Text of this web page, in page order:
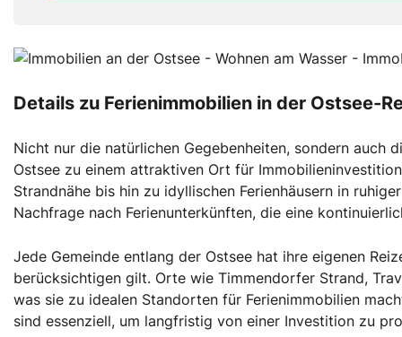
Details zu Ferienimmobilien in der Ostsee-
Nicht nur die natürlichen Gegebenheiten, sondern auch
Ostsee zu einem attraktiven Ort für
Strandnähe bis hin zu idyllischen Ferienhäusern in
Nachfrage nach Ferienunterkünften, die eine
Jede Gemeinde entlang der Ostsee hat ihre eigenen
berücksichtigen gilt. Orte wie Timmendorfer Strand,
was sie zu idealen Standorten für Ferienimmobilien
sind essenziell, um langfristig von einer Investition zu